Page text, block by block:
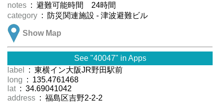
notes : 避難可能時間 24時間
category : 防災関連施設 - 津波避難ビル
Show Map
See "40047" in Apps
label
: 東横イン大阪JR野田駅前
long : 135.4761468
lat : 34.69041042
address : 福島区吉野2-2-2